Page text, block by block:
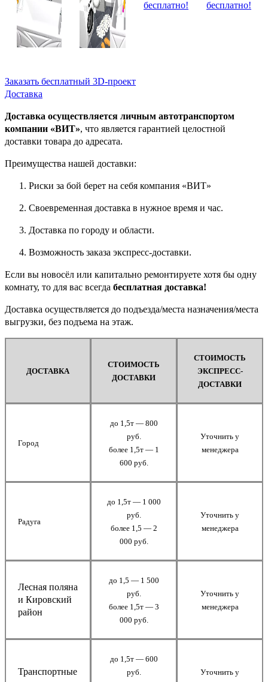
Заказать бесплатный 3D-проект
Доставка
Доставка осуществляется личным автотранспортом
компании «ВИТ», что является гарантией целостной
доставки товара до адресата.
Преимущества нашей доставки:
Риски за бой берет на себя компания «ВИТ»
Своевременная доставка в нужное время и час.
Доставка по городу и области.
Возможность заказа экспресс-доставки.
Если вы новосёл или капитально ремонтируете хотя бы одну
комнату, то для вас всегда бесплатная доставка!
Доставка осуществляется до подъезда/места назначения/места
выгрузки, без подъема на этаж.
ДОСТАВКА
СТОИМОСТЬ
ДОСТАВКИ
СТОИМОСТЬ
ЭКСПРЕСС-
ДОСТАВКИ
Город
до 1,5т — 800
руб.
более 1,5т — 1
600 руб.
Уточнить у
менеджера
Радуга
до 1,5т — 1 000
руб.
более 1,5 — 2
000 руб.
Уточнить у
менеджера
Лесная поляна
и Кировский
район
до 1,5 — 1 500
руб.
более 1,5т — 3
000 руб.
Уточнить у
менеджера
Транспортные
до 1,5т — 600
руб.
Уточнить у